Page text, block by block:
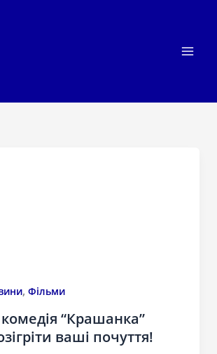
, Фільми
“Крашанка”
ваші почуття!